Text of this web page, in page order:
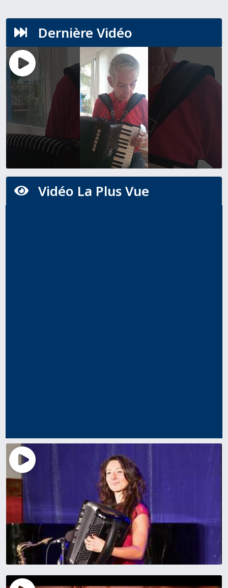
 Dernière Vidéo
 Vidéo La Plus Vue